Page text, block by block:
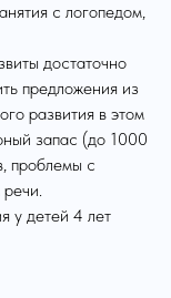
с логопедом,
достаточно
предложения из
развития в этом
запас (до 1000
проблемы с
у детей 4 лет